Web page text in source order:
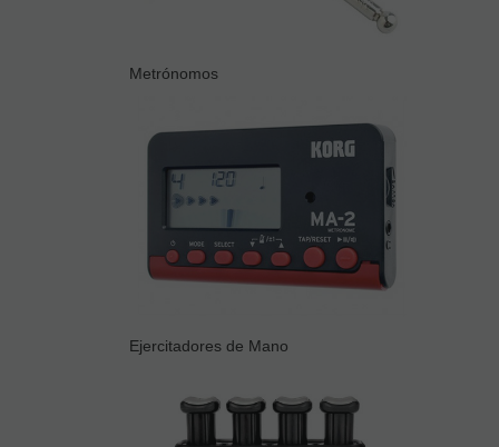
Metrónomos
Ejercitadores de Mano